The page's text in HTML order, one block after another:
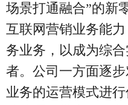
场景打通融合”的新
互联网营销业务能
务业务，以成为综
者。公司一方面逐
业务的运营模式进